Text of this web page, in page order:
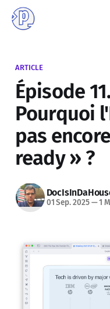
ARTICLE
Épisode
Pourquoi
pas
ready » ?
01 Sep. 2025—1